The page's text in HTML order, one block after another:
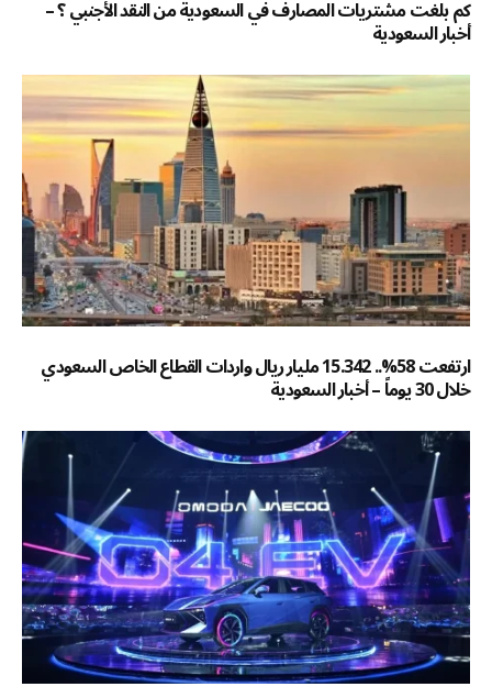
كم بلغت مشتريات المصارف في السعودية من النقد الأجنبي ؟ –
أخبار السعودية
ارتفعت 58%.. 15.342 مليار ريال واردات القطاع الخاص السعودي
خلال 30 يوماً – أخبار السعودية